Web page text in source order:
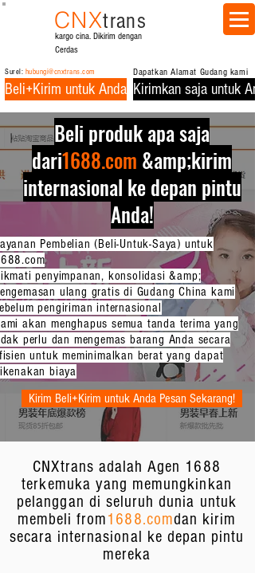
CNXtrans
kargo cina. Dikirim dengan
Cerdas
Surel: hubungi@cnxtrans.com
Beli+Kirim untuk Anda
Dapatkan Alamat Gudang kami
Kirimkan saja untuk
Beli produk apa saja
dari1688.com &amp;kirim
internasional ke depan pintu
Anda!
Pembelian (Beli-Untuk-Saya) untuk
penyimpanan, konsolidasi &amp;
ulang gratis di Gudang China kami
pengiriman internasional
akan menghapus semua tanda terima yang
perlu dan mengemas barang Anda secara
untuk meminimalkan berat yang dapat
biaya
Kirim Beli+Kirim untuk Anda Pesan Sekarang!
CNXtrans adalah Agen 1688
terkemuka yang memungkinkan
pelanggan di seluruh dunia untuk
membeli from1688.comdan kirim
secara internasional ke depan pintu
mereka